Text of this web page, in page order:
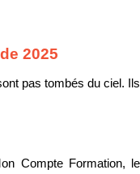
2025
pas tombés du ciel. Ils
Compte Formation, le